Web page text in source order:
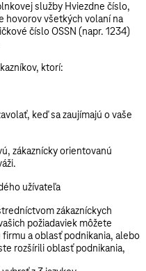
služby Hviezdne číslo,
hovorov všetkých volaní na
číslo OSSN (napr. 1234)
ktorí:
keď sa zaujímajú o vaše
zákaznícky orientovanú
užívateľa
zákazníckych
požiadaviek môžete
a oblasť podnikania, alebo
rozšírili oblasť podnikania,